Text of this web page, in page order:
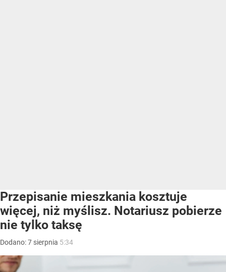
Przepisanie mieszkania kosztuje
więcej, niż myślisz. Notariusz pobierze
nie tylko taksę
Dodano:7 sierpnia 5:34